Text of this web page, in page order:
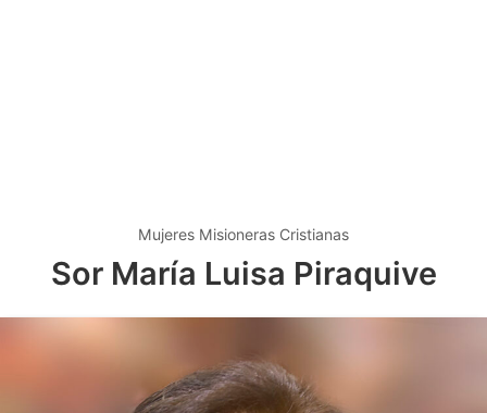
Mujeres Misioneras Cristianas
Sor María Luisa Piraquive